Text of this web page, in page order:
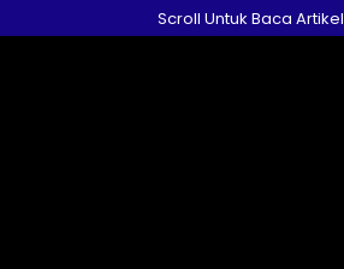
ke
Scroll Untuk Baca Artikel